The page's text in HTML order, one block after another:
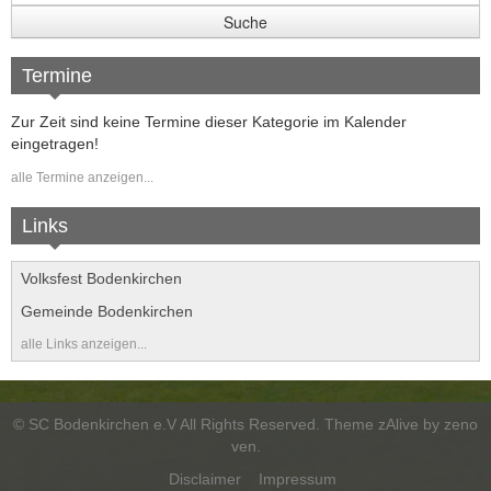
Termine
Zur Zeit sind keine Termine dieser Kategorie im Kalender
eingetragen!
alle Termine anzeigen...
Links
Volksfest Bodenkirchen
Gemeinde Bodenkirchen
alle Links anzeigen...
© SC Bodenkirchen e.VAll Rights Reserved. Theme zAlive by zeno
ven
Disclaimer
Impressum